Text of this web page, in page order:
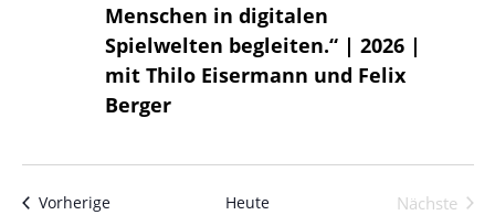
Menschen in digitalen
Spielwelten begleiten.“ | 2026 |
mit Thilo Eisermann und Felix
Berger
VorherigeVeranstaltungenHeute
Nächste